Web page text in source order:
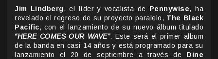
Jim Lindberg, el líder y vocalista de Pennywise, ha
revelado el regreso de su proyecto paralelo, The Black
Pacific, con el lanzamiento de su nuevo álbum titulado
“HERE COMES OUR WAVE”. Este será el primer album
de la banda en casi 14 años y está programado para su
lanzamiento el 20 de septiembre a través de Dine